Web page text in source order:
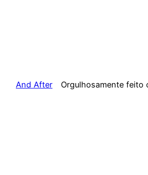
And After Orgulhosamente feito